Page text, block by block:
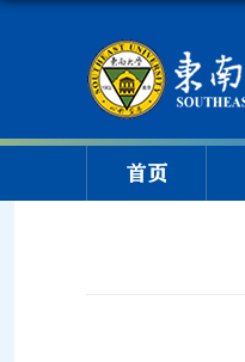
首页